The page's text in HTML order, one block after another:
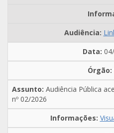
Audiência Pública
nº 02/2026